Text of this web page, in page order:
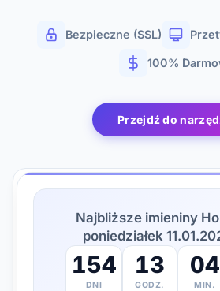
Bezpieczne (SSL)
100%
Przejdź do
Najbliższe imieniny
poniedziałek
154
DNI
13
GODZ.
04
MIN.